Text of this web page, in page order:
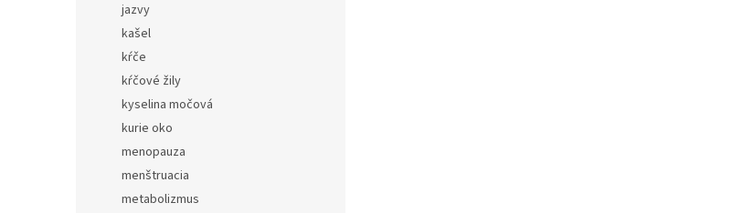
jazvy
kašel
kŕče
kŕčové žily
kyselina močová
kurie oko
menopauza
menštruacia
metabolizmus